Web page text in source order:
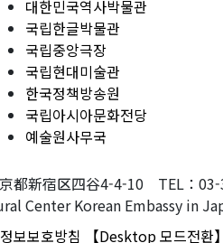
대한민국역사박물관
국립한글박물관
국립중앙극장
국립현대미술관
한국정책방송원
국립아시아문화전당
예술원사무국
都新宿区四谷4-4-10 TEL：
Center Korean Embassy in
보보호방침
【Desktop 모드전환】